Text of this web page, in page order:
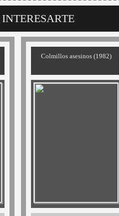
Colmillos asesinos (1982)